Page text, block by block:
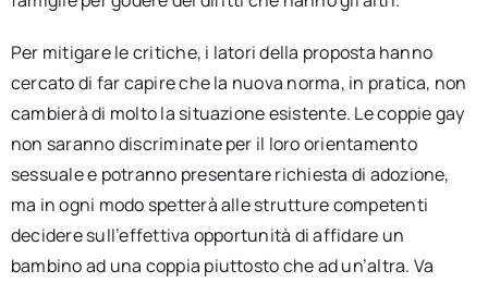
Per mitigare le critiche, i latori della proposta hanno
cercato di far capire che la nuova norma, in pratica, non
cambierà di molto la situazione esistente. Le coppie gay
non saranno discriminate per il loro orientamento
sessuale e potranno presentare richiesta di adozione,
ma in ogni modo spetterà alle strutture competenti
decidere sull’effettiva opportunità di affidare un
bambino ad una coppia piuttosto che ad un’altra. Va